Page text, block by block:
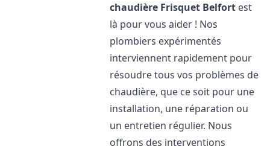
chaudière Frisquet Belfort est
là pour vous aider ! Nos
plombiers expérimentés
interviennent rapidement pour
résoudre tous vos problèmes de
chaudière, que ce soit pour une
installation, une réparation ou
un entretien régulier. Nous
offrons des interventions